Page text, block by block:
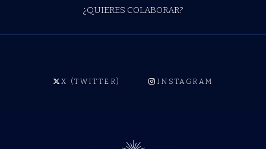
¿QUIERES COLABORAR?
X (TWITTER) INSTAGRAM